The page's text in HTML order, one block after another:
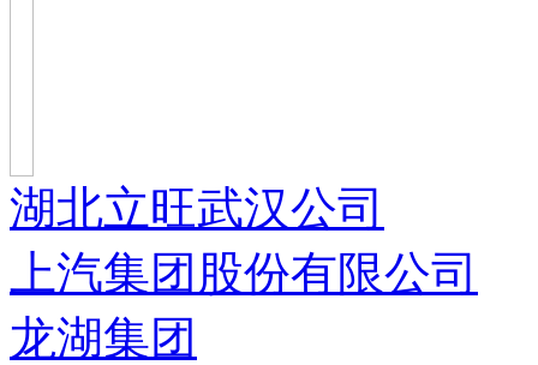
湖北立旺武汉公司
上汽集团股份有限公司
龙湖集团